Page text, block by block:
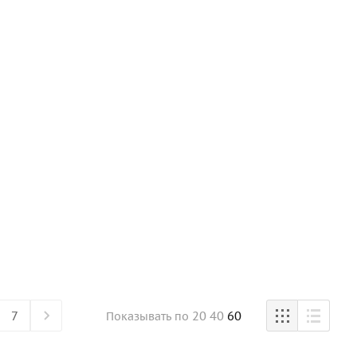
7 Показывать по 20 40 60